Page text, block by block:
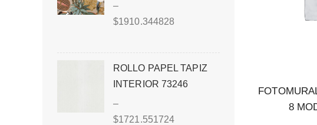
8
–
$1910.344828
ROLLO PAPEL TAPIZ
INTERIOR 73246
–
$1721.551724